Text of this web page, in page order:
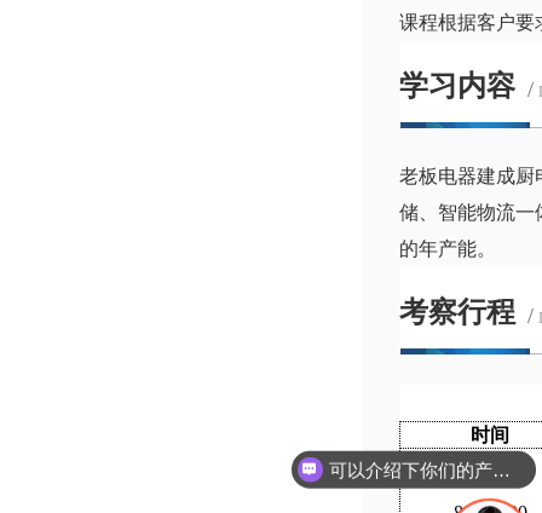
课程根据客户要
学习内容 /
老板电器建成厨
储、智能物流一
的年产能。
考察行程 /
时间
可以介绍下你们的产品么